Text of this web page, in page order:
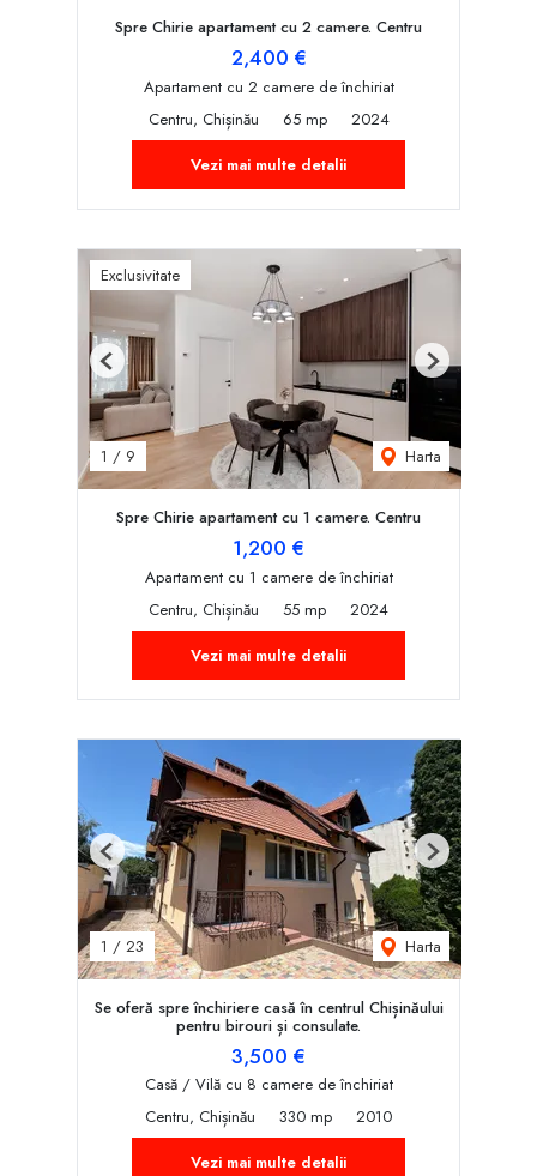
Spre Chirie apartament cu 2 camere. Centru
2,400 €
Apartament cu 2 camere de închiriat
Centru, Chișinău
65 mp
2024
Vezi mai multe detalii
Exclusivitate
1 / 9 Harta
Previous Next
Spre Chirie apartament cu 1 camere. Centru
1,200 €
Apartament cu 1 camere de închiriat
Centru, Chișinău
55 mp
2024
Vezi mai multe detalii
1 / 23 Harta
Previous Next
Se oferă spre închiriere casă în centrul Chișinăului
pentru birouri și consulate.
3,500 €
Casă / Vilă cu 8 camere de închiriat
Centru, Chișinău
330 mp
2010
Vezi mai multe detalii